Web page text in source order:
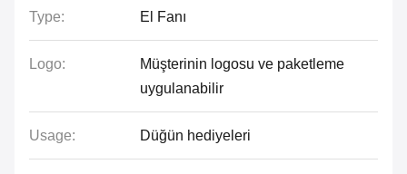
Type: El Fanı
Logo:
Müşterinin logosu ve paketleme
uygulanabilir
Usage: Düğün hediyeleri